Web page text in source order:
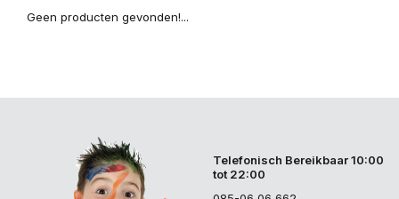
Geen producten gevonden!...
Telefonisch Bereikbaar 10:00
tot 22:00